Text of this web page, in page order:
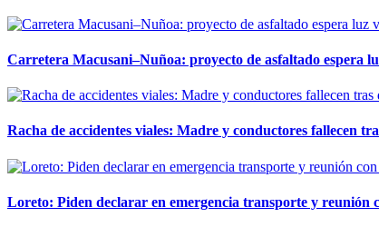
Carretera Macusani–Nuñoa: proyecto de asfaltado espera
Racha de accidentes viales: Madre y conductores fallecen
Loreto: Piden declarar en emergencia transporte y reunión